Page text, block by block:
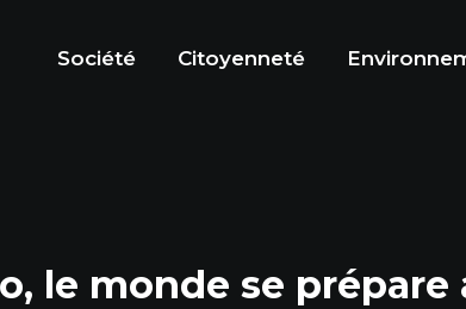
Société Citoyenneté
le monde se